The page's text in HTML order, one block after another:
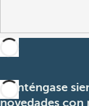
Manténgase
novedades